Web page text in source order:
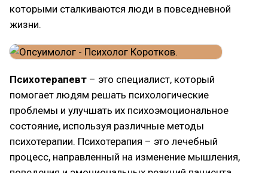
которыми сталкиваются люди в повседневной
жизни.
Психотерапевт – это специалист, который
помогает людям решать психологические
проблемы и улучшать их психоэмоциональное
состояние, используя различные методы
психотерапии. Психотерапия – это лечебный
процесс, направленный на изменение мышления,